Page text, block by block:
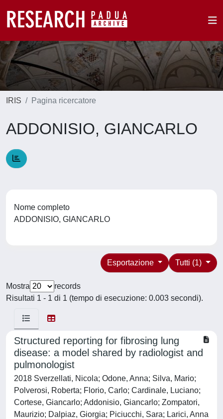
IRIS Pagina ricercatore
ADDONISIO, GIANCARLO
Nome completo
ADDONISIO, GIANCARLO
Tutti (1)
Esportazione
Mostra
records
Risultati 1 - 1 di 1 (tempo di esecuzione: 0.003 secondi).
Structured reporting for fibrosing lung
disease: a model shared by radiologist and
pulmonologist
2018 Sverzellati, Nicola; Odone, Anna; Silva, Mario;
Polverosi, Roberta; Florio, Carlo; Cardinale, Luciano;
Cortese, Giancarlo; Addonisio, Giancarlo; Zompatori,
Maurizio; Dalpiaz, Giorgia; Piciucchi, Sara; Larici, Anna